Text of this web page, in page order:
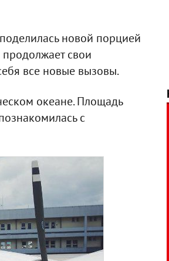
поделилась новой порцией
свои
все новые вызовы.
океане. Площадь
с